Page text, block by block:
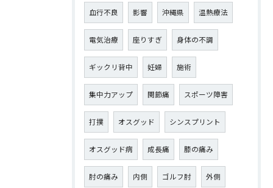
血行不良 影響 沖縄県 温熱療法
電気治療 座りすぎ 身体の不調
ギックリ背中 妊婦 施術
集中力アップ 関節痛 スポーツ障害
打撲 オスグッド シンスプリント
オスグッド病 成長痛 膝の痛み
肘の痛み 内側 ゴルフ肘 外側